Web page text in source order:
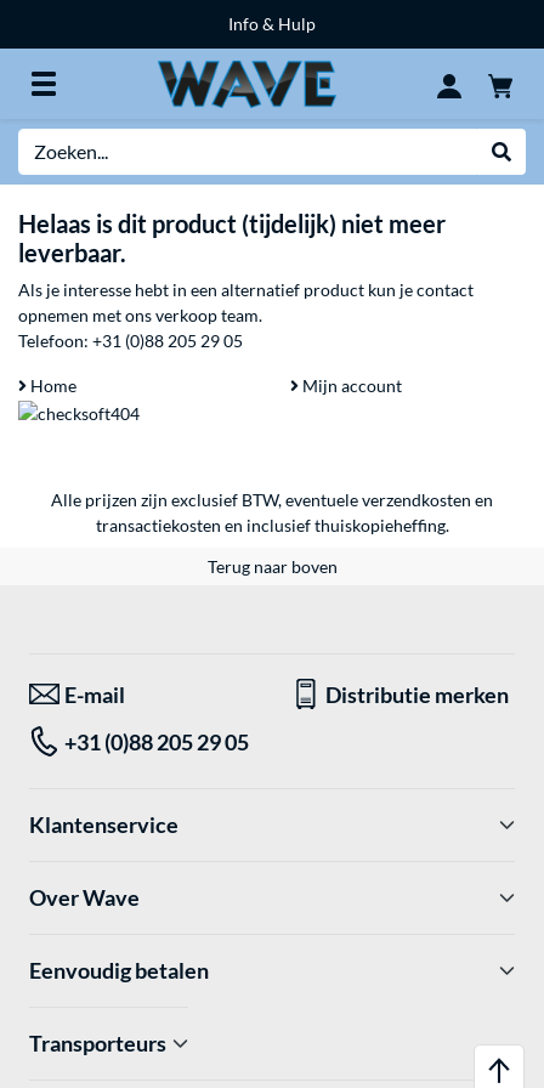
Info & Hulp
Helaas is dit product (tijdelijk) niet meer
leverbaar.
Als je interesse hebt in een alternatief product kun je contact
opnemen met ons verkoop team.
Telefoon: +31 (0)88 205 29 05
Home Mijn account
Alle prijzen zijn exclusief BTW, eventuele verzendkosten en
transactiekosten en inclusief thuiskopieheffing.
Terug naar boven
E-mail
Distributie merken
+31 (0)88 205 29 05
Klantenservice
Over Wave
Eenvoudig betalen
Transporteurs